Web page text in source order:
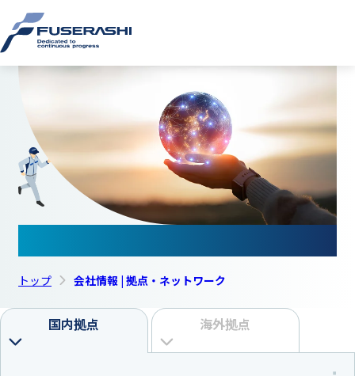
トップ 会社情報 | 拠点・ネットワーク
国内拠点 海外拠点